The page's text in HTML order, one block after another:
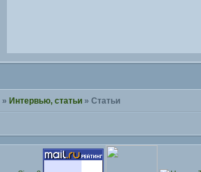
» Интервью, статьи »Статьи